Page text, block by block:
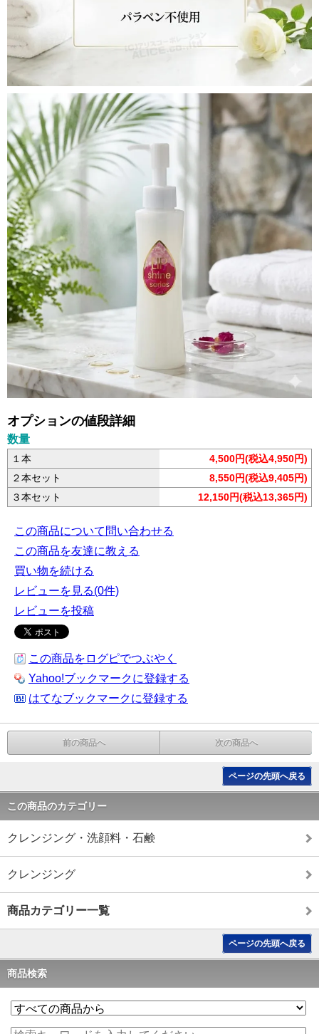
オプションの値段詳細
数量
１本
4,500円(税込4,950円)
２本セット
8,550円(税込9,405円)
３本セット
12,150円(税込13,365円)
この商品について問い合わせる
この商品を友達に教える
買い物を続ける
レビューを見る(0件)
レビューを投稿
この商品をログピでつぶやく
Yahoo!ブックマークに登録する
はてなブックマークに登録する
前の商品へ 次の商品へ
ページの先頭へ戻る
この商品のカテゴリー
クレンジング・洗顔料・石鹸
クレンジング
商品カテゴリー一覧
ページの先頭へ戻る
商品検索